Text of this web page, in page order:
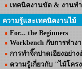
เทคนิคงานขัด & งานท
ความรู้และเทคนิคงานไม้
For... the Beginners
Workbench กับการทำง
การทำจิ๊กปาดเอียงอย่าง
ความรู้เกี่ยวกับ "ไม้โคร